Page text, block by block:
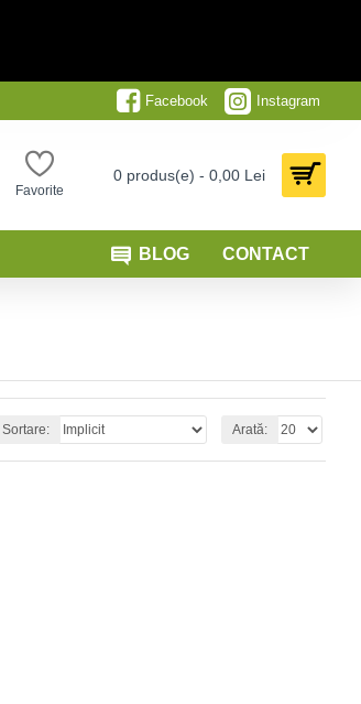
Facebook Instagram
Favorite
0 produs(e) - 0,00 Lei
BLOG CONTACT
Sortare: Arată: